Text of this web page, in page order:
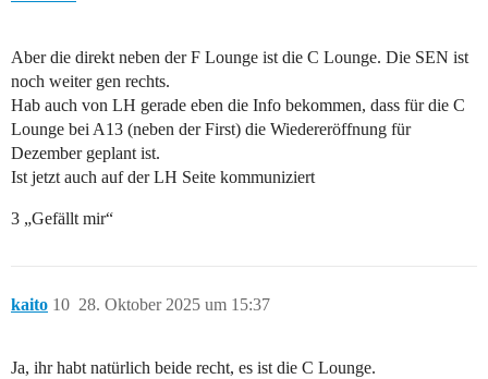
Aber die direkt neben der F Lounge ist die C Lounge. Die SEN ist
noch weiter gen rechts.
Hab auch von LH gerade eben die Info bekommen, dass für die C
Lounge bei A13 (neben der First) die Wiedereröffnung für
Dezember geplant ist.
Ist jetzt auch auf der LH Seite kommuniziert
3 „Gefällt mir“
kaito 28. Oktober 2025 um 15:37
10
Ja, ihr habt natürlich beide recht, es ist die C Lounge.